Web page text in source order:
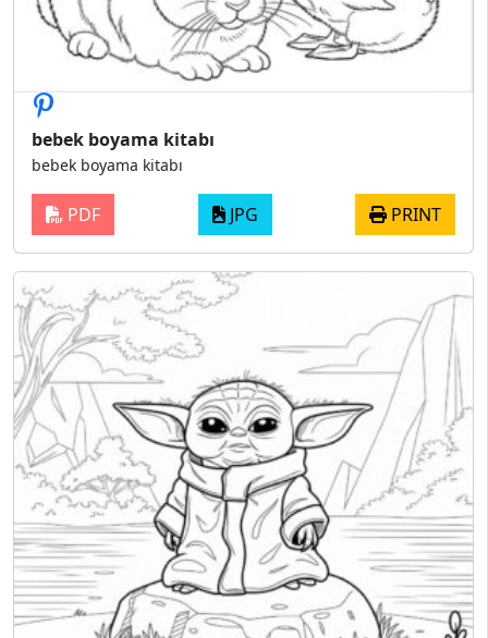
bebek boyama kitabı
bebek boyama kitabı
PDF JPG PRINT